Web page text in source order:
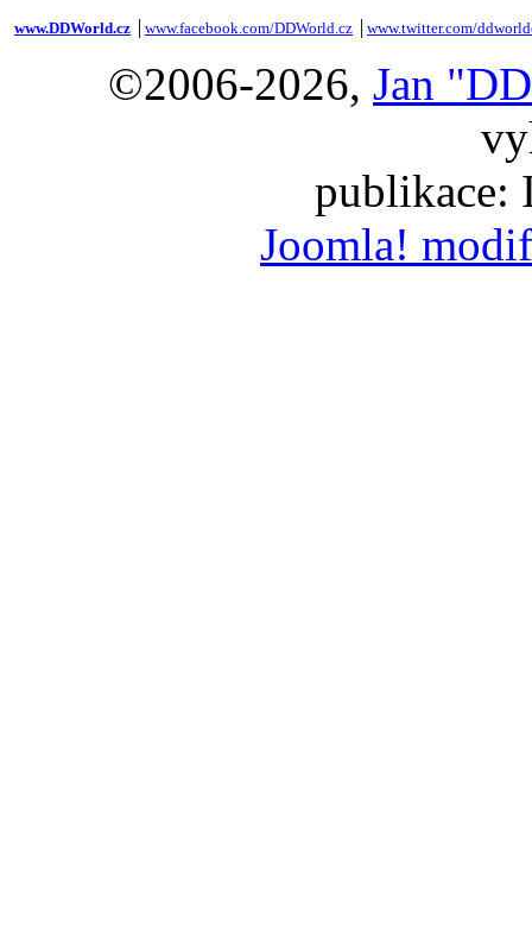
www.DDWorld.cz www.facebook.com/DDWorld.cz www.twitter.com/
©2006-2026, Jan
publikace:
Joomla!